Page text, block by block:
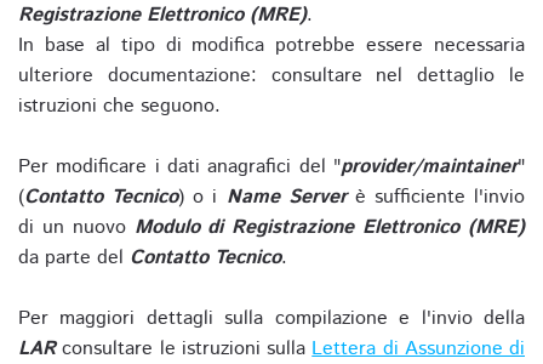
Registrazione Elettronico (MRE).
In base al tipo di modifica potrebbe essere necessaria
ulteriore documentazione: consultare nel dettaglio le
istruzioni che seguono.
Per modificare i dati anagrafici del "provider/maintainer"
(Contatto Tecnico) o i Name Serverè sufficiente l'invio
di un nuovo Modulo di Registrazione Elettronico (MRE)
da parte del Contatto Tecnico.
Per maggiori dettagli sulla compilazione e l'invio della
LARconsultare le istruzioni sullaLettera di Assunzione di